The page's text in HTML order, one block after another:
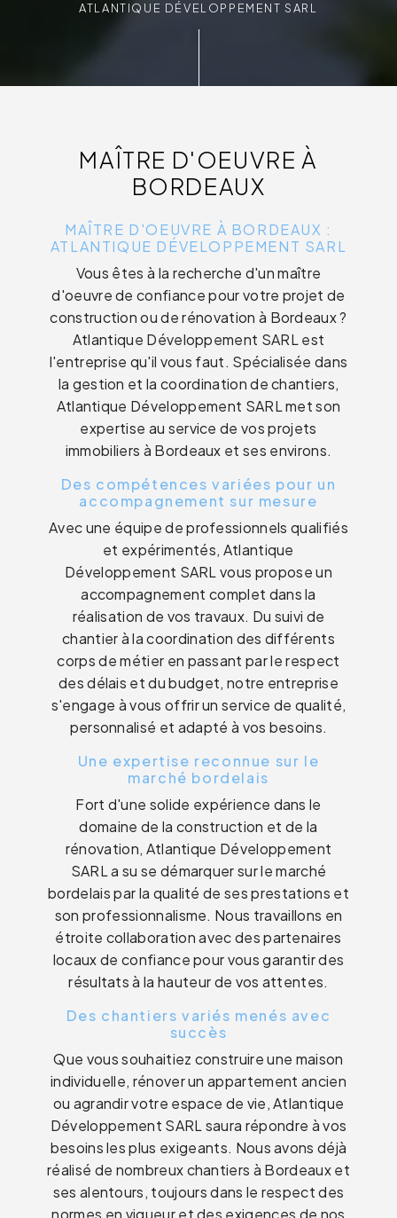
ATLANTIQUE DÉVELOPPEMENT SARL
MAÎTRE D'OEUVRE À
BORDEAUX
MAÎTRE D'OEUVRE À BORDEAUX :
ATLANTIQUE DÉVELOPPEMENT SARL
Vous êtes à la recherche d'un maître
d'oeuvre de confiance pour votre projet de
construction ou de rénovation à Bordeaux ?
Atlantique Développement SARL est
l'entreprise qu'il vous faut. Spécialisée dans
la gestion et la coordination de chantiers,
Atlantique Développement SARL met son
expertise au service de vos projets
immobiliers à Bordeaux et ses environs.
Des compétences variées pour un
accompagnement sur mesure
Avec une équipe de professionnels qualifiés
et expérimentés, Atlantique
Développement SARL vous propose un
accompagnement complet dans la
réalisation de vos travaux. Du suivi de
chantier à la coordination des différents
corps de métier en passant par le respect
des délais et du budget, notre entreprise
s'engage à vous offrir un service de qualité,
personnalisé et adapté à vos besoins.
Une expertise reconnue sur le
marché bordelais
Fort d'une solide expérience dans le
domaine de la construction et de la
rénovation, Atlantique Développement
SARL a su se démarquer sur le marché
bordelais par la qualité de ses prestations et
son professionnalisme. Nous travaillons en
étroite collaboration avec des partenaires
locaux de confiance pour vous garantir des
résultats à la hauteur de vos attentes.
Des chantiers variés menés avec
succès
Que vous souhaitiez construire une maison
individuelle, rénover un appartement ancien
ou agrandir votre espace de vie, Atlantique
Développement SARL saura répondre à vos
besoins les plus exigeants. Nous avons déjà
réalisé de nombreux chantiers à Bordeaux et
ses alentours, toujours dans le respect des
normes en vigueur et des exigences de nos